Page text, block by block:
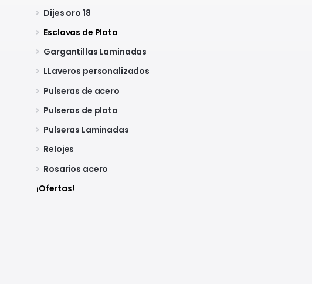
Dijes oro 18
Esclavas de Plata
Gargantillas Laminadas
LLaveros personalizados
Pulseras de acero
Pulseras de plata
Pulseras Laminadas
Relojes
Rosarios acero
¡Ofertas!